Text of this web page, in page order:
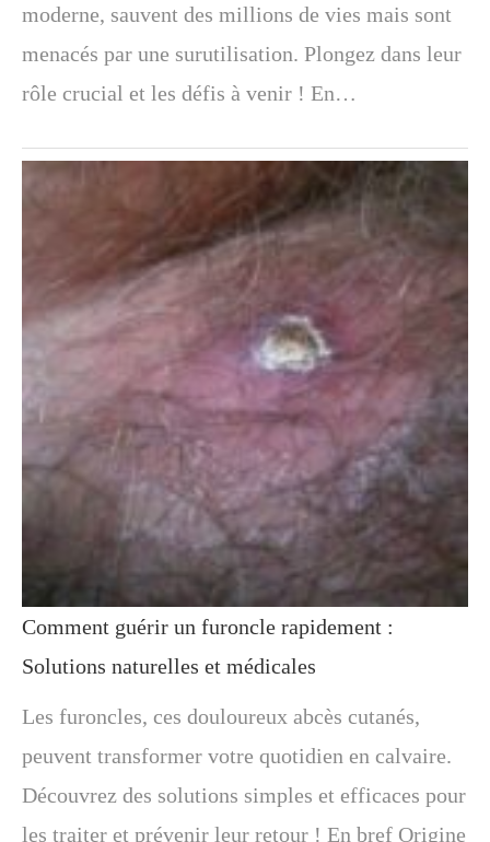
moderne, sauvent des millions de vies mais sont
menacés par une surutilisation. Plongez dans leur
rôle crucial et les défis à venir ! En…
Comment guérir un furoncle rapidement :
Solutions naturelles et médicales
Les furoncles, ces douloureux abcès cutanés,
peuvent transformer votre quotidien en calvaire.
Découvrez des solutions simples et efficaces pour
les traiter et prévenir leur retour ! En bref Origine